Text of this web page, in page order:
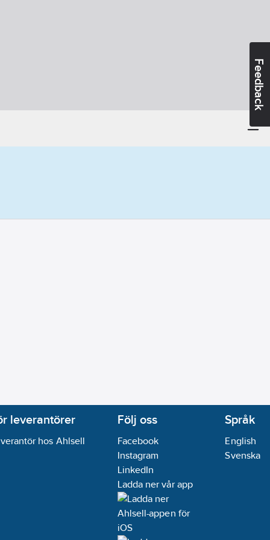
Feedback
leverantörer
hos Ahlsell
Följ oss
Facebook
Instagram
LinkedIn
Ladda ner vår app
Språk
English
Svenska